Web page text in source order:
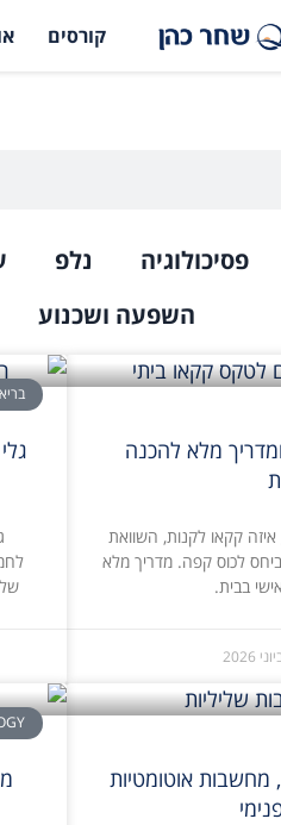
קורסים
פסיכולוגיה נלפ
השפעה ושכנוע
מלא להכנה
קקאו לקנות, השוואת
ביחס לכוס קפה. מדריך מלא
בבית.
מחשבות אוטומטיות